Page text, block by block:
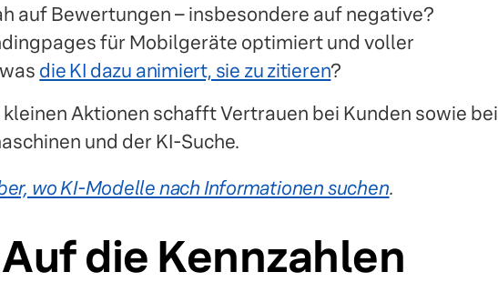
auf Bewertungen – insbesondere auf negative?
für Mobilgeräte optimiert und voller
die KI dazu animiert, sie zu zitieren?
Aktionen schafft Vertrauen bei Kunden sowie bei
und der KI-Suche.
wo KI-Modelle nach Informationen suchen.
die Kennzahlen